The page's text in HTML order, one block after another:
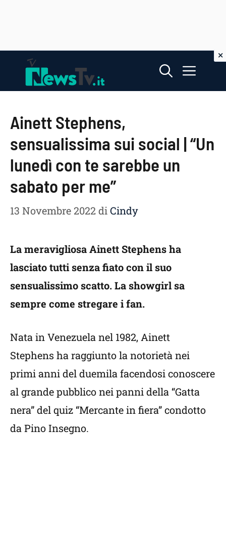
contenuto
Menu
Ainett Stephens,
sensualissima sui social | “Un
lunedì con te sarebbe un
sabato per me”
13 Novembre 2022diCindy
La meravigliosa Ainett Stephens ha
lasciato tutti senza fiato con il suo
sensualissimo scatto. La showgirl sa
sempre come stregare i fan.
Nata in Venezuela nel 1982, Ainett
Stephens ha raggiunto la notorietà nei
primi anni del duemila facendosi conoscere
al grande pubblico nei panni della “Gatta
nera” del quiz “Mercante in fiera” condotto
da Pino Insegno.